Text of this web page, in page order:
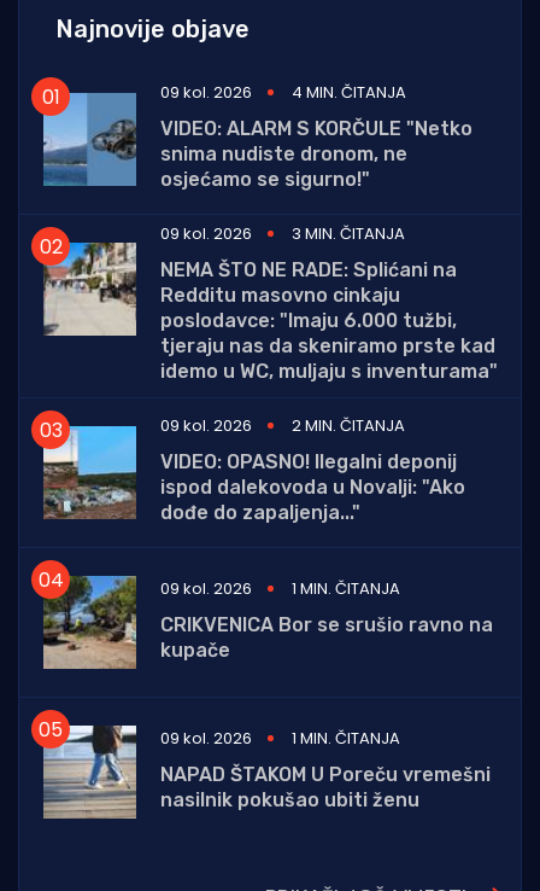
Najnovije objave
09 kol. 2026
4 MIN. ČITANJA
VIDEO: ALARM S KORČULE "Netko
snima nudiste dronom, ne
osjećamo se sigurno!"
09 kol. 2026
3 MIN. ČITANJA
NEMA ŠTO NE RADE: Splićani na
Redditu masovno cinkaju
poslodavce: "Imaju 6.000 tužbi,
tjeraju nas da skeniramo prste kad
idemo u WC, muljaju s inventurama"
09 kol. 2026
2 MIN. ČITANJA
VIDEO: OPASNO! Ilegalni deponij
ispod dalekovoda u Novalji: "Ako
dođe do zapaljenja..."
09 kol. 2026
1 MIN. ČITANJA
CRIKVENICA Bor se srušio ravno na
kupače
09 kol. 2026
1 MIN. ČITANJA
NAPAD ŠTAKOM U Poreču vremešni
nasilnik pokušao ubiti ženu